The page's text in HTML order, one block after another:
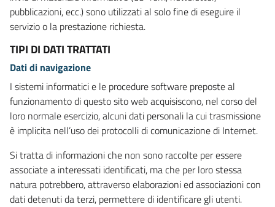
pubblicazioni, ecc.) sono utilizzati al solo fine di eseguire il
servizio o la prestazione richiesta.
TIPI DI DATI TRATTATI
Dati di navigazione
I sistemi informatici e le procedure software preposte al
funzionamento di questo sito web acquisiscono, nel corso del
loro normale esercizio, alcuni dati personali la cui trasmissione
è implicita nell’uso dei protocolli di comunicazione di Internet.
Si tratta di informazioni che non sono raccolte per essere
associate a interessati identificati, ma che per loro stessa
natura potrebbero, attraverso elaborazioni ed associazioni con
dati detenuti da terzi, permettere di identificare gli utenti.